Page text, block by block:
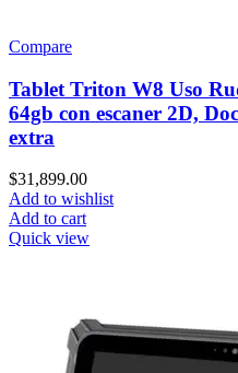
Compare
Tablet Triton W8 Uso
64gb con escaner 2D,
extra
$31,899.00
Add to wishlist
Add to cart
Quick view